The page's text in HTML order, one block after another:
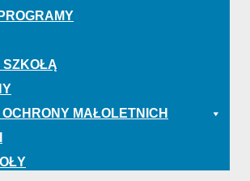
SZKOŁĄ
MAŁOLETNICH